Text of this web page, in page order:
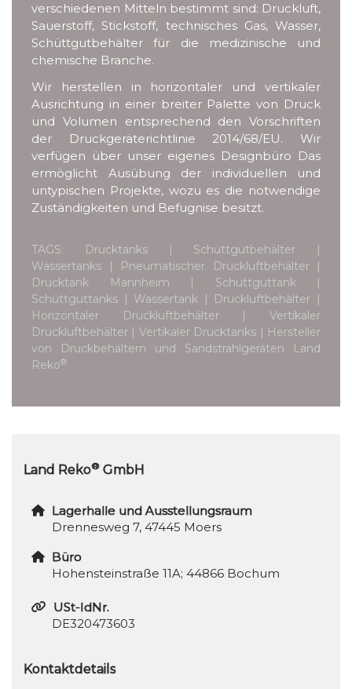
verschiedenen Mitteln bestimmt sind: Druckluft,
Sauerstoff, Stickstoff, technisches Gas, Wasser,
Schüttgutbehälter für die medizinische und
chemische Branche.
Wir herstellen in horizontaler und vertikaler
Ausrichtung in einer breiter Palette von Druck
und Volumen entsprechend den Vorschriften
der Druckgeräterichtlinie 2014/68/EU. Wir
verfügen über unser eigenes Designbüro Das
ermöglicht Ausübung der individuellen und
untypischen Projekte, wozu es die notwendige
Zuständigkeiten und Befugnise besitzt.
TAGS: Drucktanks | Schüttgutbehälter |
Wassertanks | Pneumatischer Druckluftbehälter |
Drucktank Mannheim | Schüttguttank |
Schüttguttanks | Wassertank | Druckluftbehälter |
Horizontaler Druckluftbehälter | Vertikaler
Druckluftbehälter | Vertikaler Drucktanks | Hersteller
von Druckbehältern und Sandstrahlgeräten Land
Reko®
Land Reko® GmbH
Lagerhalle und Ausstellungsraum
Drennesweg 7, 47445 Moers
Büro
Hohensteinstraße 11A; 44866 Bochum
USt-IdNr.
DE320473603
Kontaktdetails